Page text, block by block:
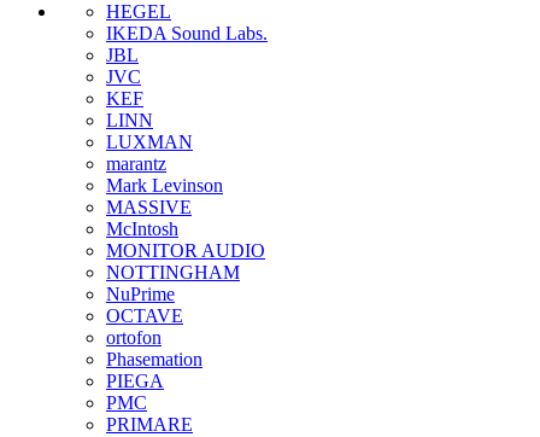
HEGEL
IKEDA Sound Labs.
JBL
JVC
KEF
LINN
LUXMAN
marantz
Mark Levinson
MASSIVE
McIntosh
MONITOR AUDIO
NOTTINGHAM
NuPrime
OCTAVE
ortofon
Phasemation
PIEGA
PMC
PRIMARE